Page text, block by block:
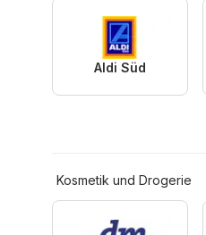
Aldi Süd
Kosmetik und Drogerie